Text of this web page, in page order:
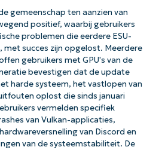
gemeenschap ten aanzien van
positief, waarbij gebruikers
problemen die eerdere ESU-
succes zijn opgelost. Meerdere
gebruikers met GPU's van de
bevestigen dat de update
harde systeem, het vastlopen van
oplost die sinds januari
vermelden specifiek
van Vulkan-applicaties,
van Discord en
van de systeemstabiliteit. De